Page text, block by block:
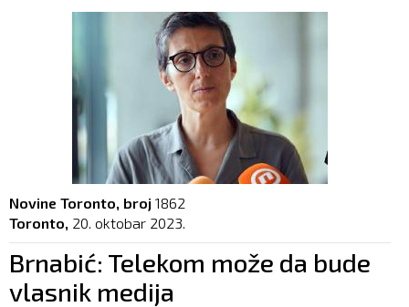
Novine Toronto, broj 1862
Toronto, 20. oktobar 2023.
Brnabić: Telekom može da bude
vlasnik medija